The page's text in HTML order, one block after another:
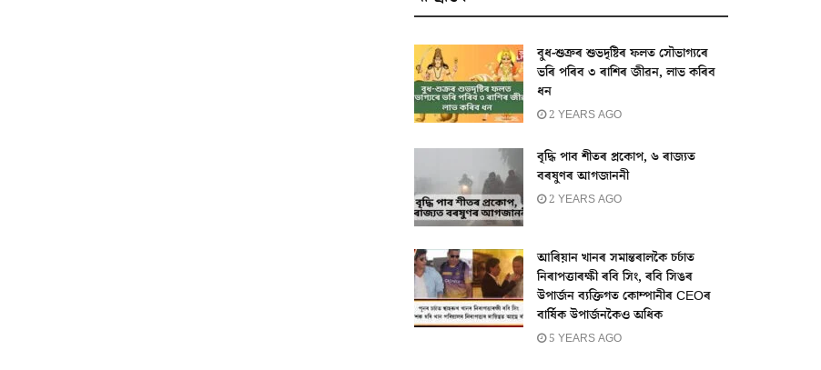
বুধ-শুক্ৰৰ শুভদৃষ্টিৰ ফলত সৌভাগ্যৰে
ভৰি পৰিব ৩ ৰাশিৰ জীৱন, লাভ কৰিব
ধন
2 YEARS AGO
বৃদ্ধি পাব শীতৰ প্ৰকোপ, ৬ ৰাজ্যত
বৰষুণৰ আগজাননী
2 YEARS AGO
আৰিয়ান খানৰ সমান্তৰালকৈ চৰ্চাত
নিৰাপত্তাৰক্ষী ৰবি সিং, ৰবি সিঙৰ
উপাৰ্জন ব্যক্তিগত কোম্পানীৰ CEOৰ
বাৰ্ষিক উপাৰ্জনকৈও অধিক
5 YEARS AGO